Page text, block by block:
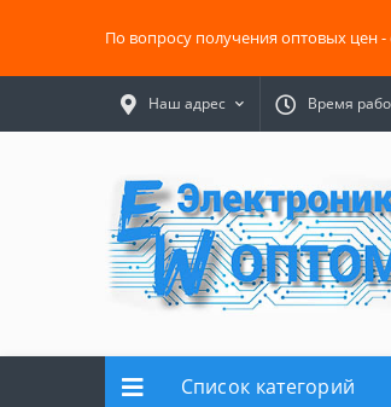
По вопросу получения оптовых цен
Наш адрес Время
Список категорий